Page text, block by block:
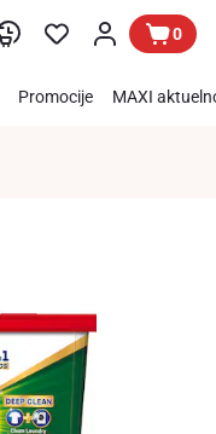
0
Promocije MAXI